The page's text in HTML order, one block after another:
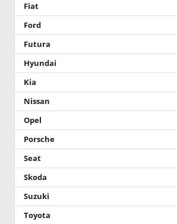
Fiat
Ford
Futura
Hyundai
Kia
Nissan
Opel
Porsche
Seat
Skoda
Suzuki
Toyota